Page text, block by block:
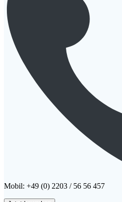
Mobil: +49 (0) 2203 / 56 56 457